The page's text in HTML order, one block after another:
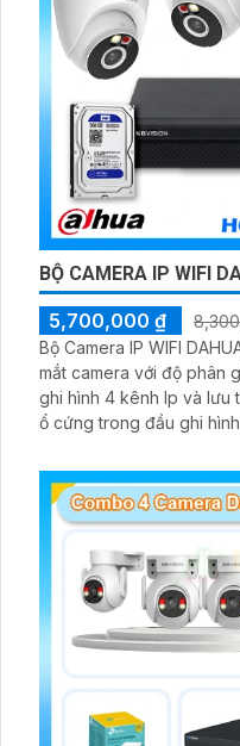
BỘ CAMERA IP WIFI
5,700,000 ₫
Bộ Camera IP WIFI
mắt camera với độ phân
ghi hình 4 kênh Ip và lưu
ổ cứng trong đầu ghi
giám sát có màu vào ban